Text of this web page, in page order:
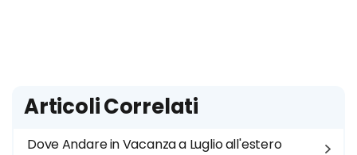
Articoli Correlati
Dove Andare in Vacanza a Luglio all'estero